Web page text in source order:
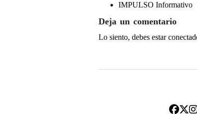
IMPULSO Informativo
Deja un comentario
Lo siento, debes estar